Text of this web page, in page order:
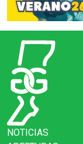
NOTICIAS